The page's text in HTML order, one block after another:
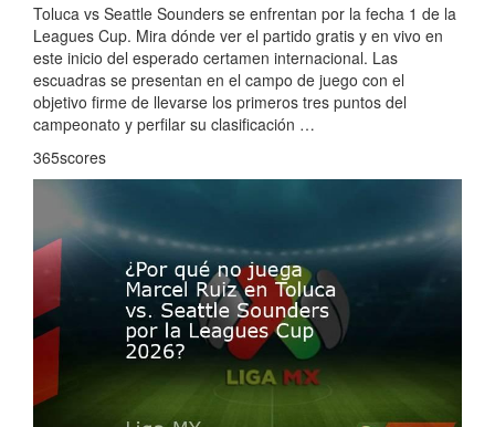
Toluca vs Seattle Sounders se enfrentan por la fecha 1 de la
Leagues Cup. Mira dónde ver el partido gratis y en vivo en
este inicio del esperado certamen internacional. Las
escuadras se presentan en el campo de juego con el
objetivo firme de llevarse los primeros tres puntos del
campeonato y perfilar su clasificación …
365scores